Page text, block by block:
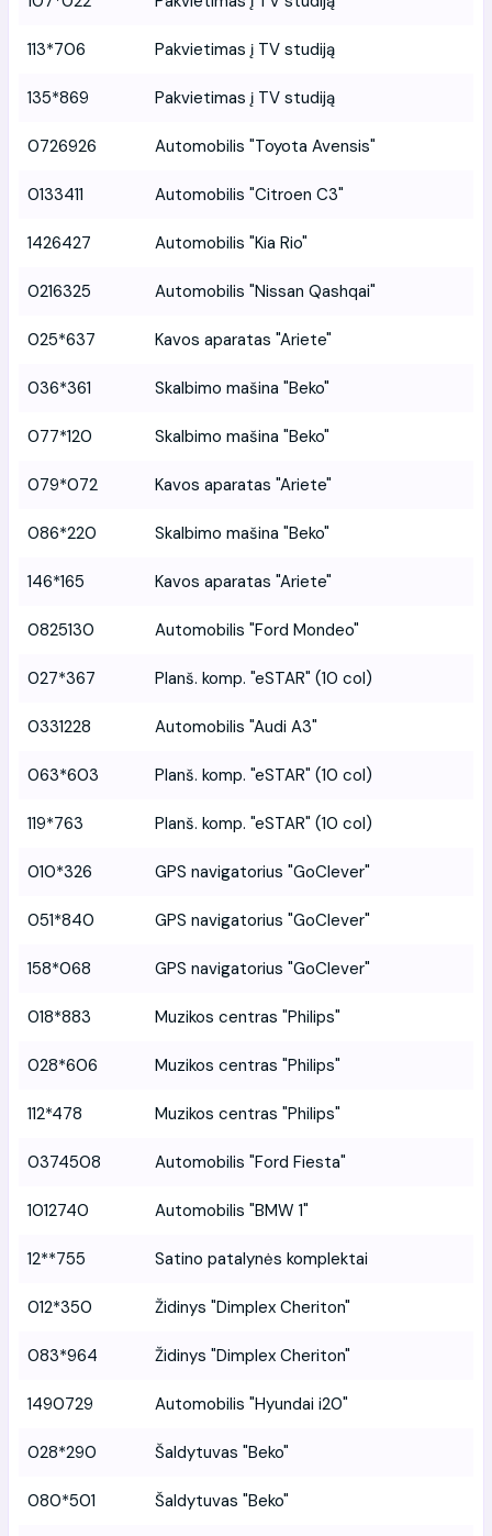
113*706 Pakvietimas į TV studiją
135*869 Pakvietimas į TV studiją
0726926 Automobilis "Toyota Avensis"
0133411 Automobilis "Citroen C3"
1426427 Automobilis "Kia Rio"
0216325 Automobilis "Nissan Qashqai"
025*637 Kavos aparatas "Ariete"
036*361 Skalbimo mašina "Beko"
077*120 Skalbimo mašina "Beko"
079*072 Kavos aparatas "Ariete"
086*220 Skalbimo mašina "Beko"
146*165 Kavos aparatas "Ariete"
0825130 Automobilis "Ford Mondeo"
027*367 Planš. komp. "eSTAR" (10 col)
0331228 Automobilis "Audi A3"
063*603 Planš. komp. "eSTAR" (10 col)
119*763 Planš. komp. "eSTAR" (10 col)
010*326 GPS navigatorius "GoClever"
051*840 GPS navigatorius "GoClever"
158*068 GPS navigatorius "GoClever"
018*883 Muzikos centras "Philips"
028*606 Muzikos centras "Philips"
112*478 Muzikos centras "Philips"
0374508 Automobilis "Ford Fiesta"
1012740 Automobilis "BMW 1"
12**755 Satino patalynės komplektai
012*350 Židinys "Dimplex Cheriton"
083*964 Židinys "Dimplex Cheriton"
1490729 Automobilis "Hyundai i20"
028*290 Šaldytuvas "Beko"
080*501 Šaldytuvas "Beko"